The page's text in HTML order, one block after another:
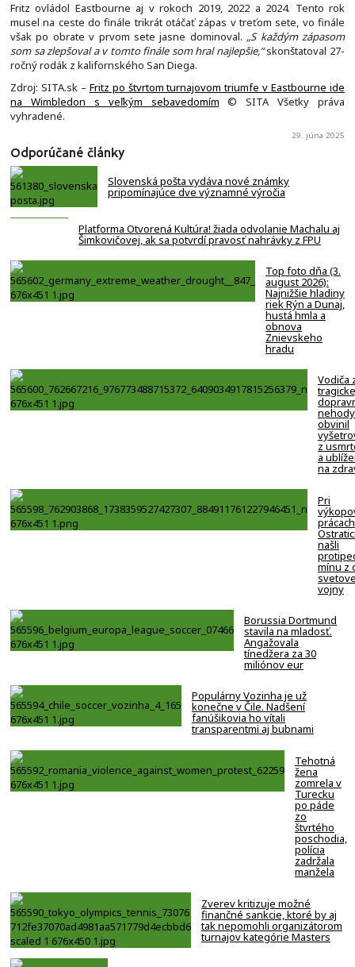
Fritz ovládol Eastbourne aj v rokoch 2019, 2022 a 2024. Tento rok
musel na ceste do finále trikrát otáčať zápas v treťom sete, vo finále
však po obrate v prvom sete jasne dominoval. „S každým zápasom
som sa zlepšoval a v tomto finále som hral najlepšie,“skonštatoval 27-
ročný rodák z kalifornského San Diega.
Zdroj: SITA.sk – Fritz po štvrtom turnajovom triumfe v Eastbourne ide
na Wimbledon s veľkým sebavedomím © SITA Všetky práva
vyhradené.
29. júna 2025
Odporúčané články
Slovenská pošta vydáva nové známky
pripomínajúce dve významné výročia
Platforma Otvorená Kultúra! žiada odvolanie Machalu aj
Šimkovičovej, ak sa potvrdí pravosť nahrávky z FPU
Top foto dňa (3.
august 2026):
Najnižšie hladiny
riek Rýn a Dunaj,
hustá hmla a
obnova
Znievskeho
hradu
Vodiča
nehody
obvinil
z
a
na
Pri
našli
mínu z
vojny
Borussia Dortmund
stavila na mladosť.
Angažovala
tínedžera za 30
miliónov eur
Populárny Vozinha je už
konečne v Čile. Nadšení
fanúšikovia ho vítali
transparentmi aj bubnami
Tehotná
žena
zomrela v
Turecku
po páde
zo
štvrtého
poschodia,
polícia
zadržala
manžela
Zverev kritizuje možné
finančné sankcie, ktoré by aj
tak nepomohli organizátorom
turnajov kategórie Masters